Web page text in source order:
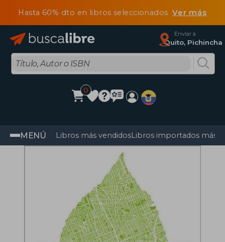
Hasta 60% dto en libros seleccionadosVer más
Enviar a
Quito, Pichincha
0
MENÚ Libros más vendidosLibros importados más